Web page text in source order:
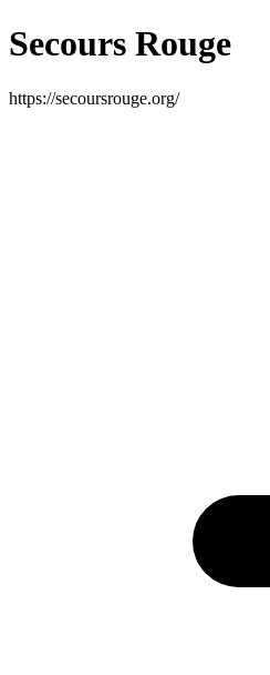
Secours Rouge
https://secoursrouge.org/